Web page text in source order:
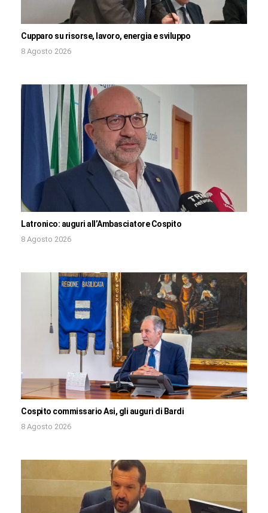
Cupparo su risorse, lavoro, energia e sviluppo
8 Agosto 2026
Latronico: auguri all’Ambasciatore Cospito
8 Agosto 2026
Cospito commissario Asi, gli auguri di Bardi
8 Agosto 2026